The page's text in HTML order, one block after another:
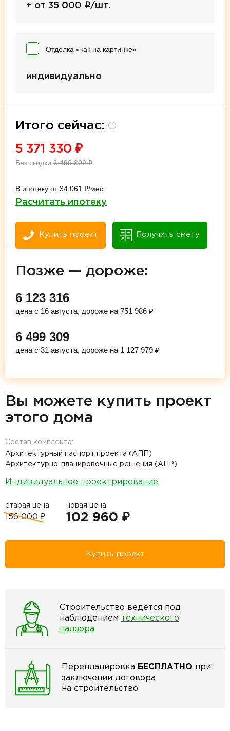
+ от 35 000 i/шт.
Отделка «как на картинке»
индивидуально
Итого сейчас: i
5 371 330 ₽
Без скидки 6 499 309₽
В ипотеку от 34 061 ₽/мес
Расчитать ипотеку
Купить проект Получить смету
Позже — дороже:
6 123 316
цена с 16 августа, дороже на 751 986 ₽
6 499 309
цена с 31 августа, дороже на 1 127 979 ₽
Вы можете купить проект
этого дома
Состав комплекта:
Архитектурный паспорт проекта (АПП)
Архитектурно-планировочные решения (АПР)
Индивидуальное проектрирование
старая цена
156 000 ₽
новая цена
102 960 ₽
Купить проект
Строительство ведётся под
наблюдением технического
надзора
Перепланировка БЕСПЛАТНО при
заключении договора
на строительство